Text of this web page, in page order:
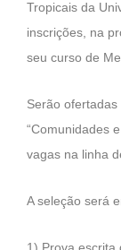
Tropicais da
inscrições, na
seu curso de
Serão
“Comunidades
vagas na linha
A seleção será